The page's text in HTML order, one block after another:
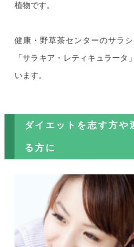
植物です。
健康・野草茶センターのサラ
「サラキア・レティキュラータ
います。
ダイエットを志す方や
る方に